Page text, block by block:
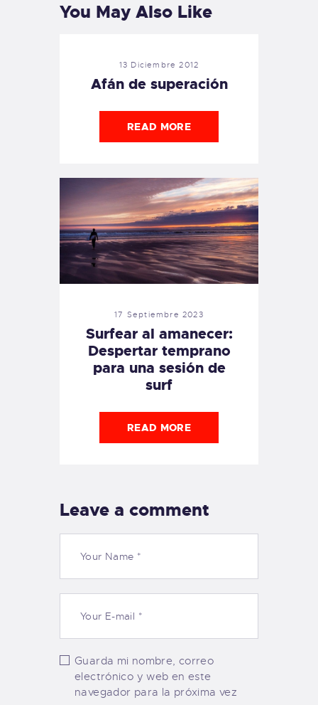
You May Also Like
13 Diciembre 2012
Afán de superación
READ MORE
17 Septiembre 2023
Surfear al amanecer:
Despertar temprano
para una sesión de
surf
READ MORE
Leave a comment
Guarda mi nombre, correo
electrónico y web en este
navegador para la próxima vez